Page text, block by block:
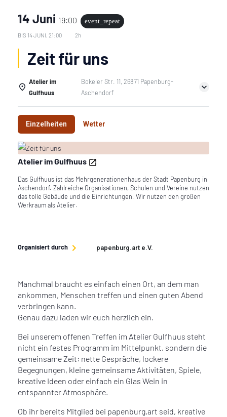
14 Juni 19:00 event_repeat
BIS 14 JUNI, 21:00 2h
Zeit für uns
Atelier im
Gulfhuus
Bokeler Str. 11, 26871 Papenburg-
Aschendorf
Einzelheiten Wetter
Atelier im Gulfhuus
Das Gulfhuus ist das Mehrgenerationenhaus der Stadt Papenburg in
Aschendorf. Zahlreiche Organisationen, Schulen und Vereine nutzen
das tolle Gebäude und die Einrichtungen. Wir nutzen den großen
Werkraum als Atelier.
Organisiert durch papenburg.art e.V.
Manchmal braucht es einfach einen Ort, an dem man
ankommen, Menschen treffen und einen guten Abend
verbringen kann.
Genau dazu laden wir euch herzlich ein.
Bei unserem offenen Treffen im Atelier Gulfhuus steht
nicht ein festes Programm im Mittelpunkt, sondern die
gemeinsame Zeit: nette Gespräche, lockere
Begegnungen, kleine gemeinsame Aktivitäten, Spiele,
kreative Ideen oder einfach ein Glas Wein in
entspannter Atmosphäre.
Ob ihr bereits Mitglied bei papenburg.art seid, kreative